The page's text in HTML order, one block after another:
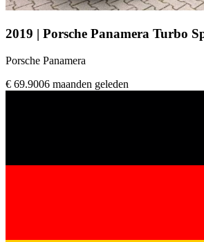
2019 | Porsche Panamera Turbo
Porsche Panamera
€ 69.9006 maanden geleden